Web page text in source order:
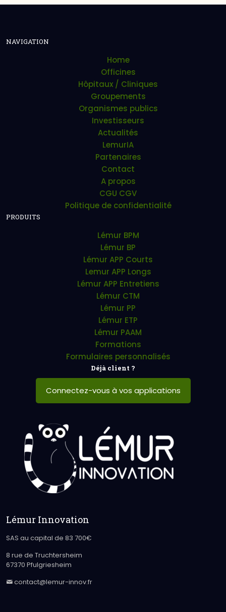
NAVIGATION
Home
Officines
Hôpitaux / Cliniques
Groupements
Organismes publics
Investisseurs
Actualités
LemurIA
Partenaires
Contact
A propos
CGU CGV
Politique de confidentialité
PRODUITS
Lémur BPM
Lémur BP
Lémur APP Courts
Lemur APP Longs
Lémur APP Entretiens
Lémur CTM
Lémur PP
Lémur ETP
Lémur PAAM
Formations
Formulaires personnalisés
Déjà client ?
Connectez-vous à vos applications
Lémur Innovation
SAS au capital de 83 700€
8 rue de Truchtersheim
67370 Pfulgriesheim
contact@lemur-innov.fr